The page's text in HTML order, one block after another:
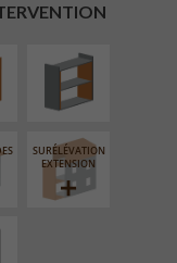
INTÉRIEURE
SURÉLÉVATION
EXTENSION